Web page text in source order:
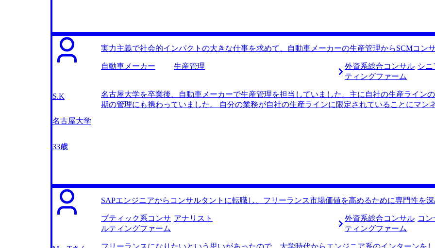
のがMyVisionだけだったからです。 初回面談をしてくださった藤尾さんは、私がWLBを重視
曖昧であるとすぐに指摘してくださいました。その上でより志望動機を固めるために、キャリ
にしていきましょうとご提案いただき、この方と転職を成功させたい、と強く感じたためその
んにはご提案通り一緒にキャリアビジョンや志望動機の言語化をしていただき、候補者を第一
ます。 藤尾さんのおかげで、自分の強みと志望動機を明確にできたことが良かったです。おそ
いてしっかり考えておくべきだと痛感しました。藤尾さんのサポートがなくどこからも内定が
す。 転職前は年収900万円、転職後は年収1100万円になりました。 今後はITコンサルタントと
S.K
名古屋大学
33歳
実力主義で社会的インパクトの大きな仕事を求めて、自動車メーカーの生産管理からSCMコン
自動車メーカー 生産管理
外資系総合コンサル
ティングファーム
シ
名古屋大学を卒業後、自動車メーカーで生産管理を担当していました。主に自社の生産ライン
期の管理にも携わっていました。 自分の業務が自社の生産ラインに限定されていることにマン
良いと感じられたので、そのまま支援をお願いしたいと思いました。 ケース面接に対する準備
めるようになった点が良かったです。藤尾さんには何度か模擬面接の場を用意していただき、
ただきました。 ケース面接の準備を徹底的に行えたことが良かったです。対策し始めた頃は全
んな角度から質問をされても堂々と回答できるほど自信を持って面接に臨めました。 転職を考
特有の面接や求められるスキルについて十分には理解していなかった点が反省点です。ケース
SAPエンジニアからコンサルタントに転職し、フリーランス市場価値を高めるために専門性を
ブティック系コンサ
ルティングファーム
アナリスト
外資系総合コンサル
ティングファーム
コ
フリーランスになりたいという思いがあったので、大学時代からエンジニア系のインターンを